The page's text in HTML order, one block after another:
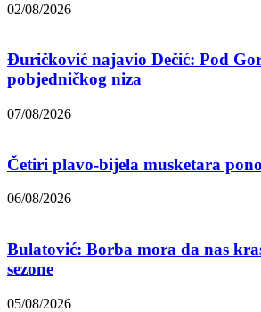
02/08/2026
Đuričković najavio Dečić: Pod
pobjedničkog niza
07/08/2026
Četiri plavo-bijela musketara
06/08/2026
Bulatović: Borba mora da nas
sezone
05/08/2026